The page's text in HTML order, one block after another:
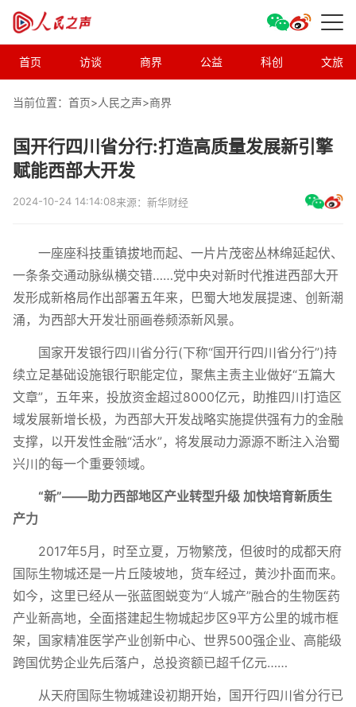
首页 访谈 商界 公益 科创 文旅
当前位置：首页>人民之声>商界
国开行四川省分行:打造高质量发展新引擎
赋能西部大开发
2024-10-24 14:14:08来源：新华财经
一座座科技重镇拔地而起、一片片茂密丛林绵延起伏、
一条条交通动脉纵横交错……党中央对新时代推进西部大开
发形成新格局作出部署五年来，巴蜀大地发展提速、创新潮
涌，为西部大开发壮丽画卷频添新风景。
国家开发银行四川省分行(下称“国开行四川省分行”)持
续立足基础设施银行职能定位，聚焦主责主业做好“五篇大
文章”，五年来，投放资金超过8000亿元，助推四川打造区
域发展新增长极，为西部大开发战略实施提供强有力的金融
支撑，以开发性金融“活水”，将发展动力源源不断注入治蜀
兴川的每一个重要领域。
“新”——助力西部地区产业转型升级 加快培育新质生
产力
2017年5月，时至立夏，万物繁茂，但彼时的成都天府
国际生物城还是一片丘陵坡地，货车经过，黄沙扑面而来。
如今，这里已经从一张蓝图蜕变为“人城产”融合的生物医药
产业新高地，全面搭建起生物城起步区9平方公里的城市框
架，国家精准医学产业创新中心、世界500强企业、高能级
跨国优势企业先后落户，总投资额已超千亿元……
从天府国际生物城建设初期开始，国开行四川省分行已